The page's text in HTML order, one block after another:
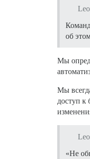
об
Мы
Мы
доступ к
«Не